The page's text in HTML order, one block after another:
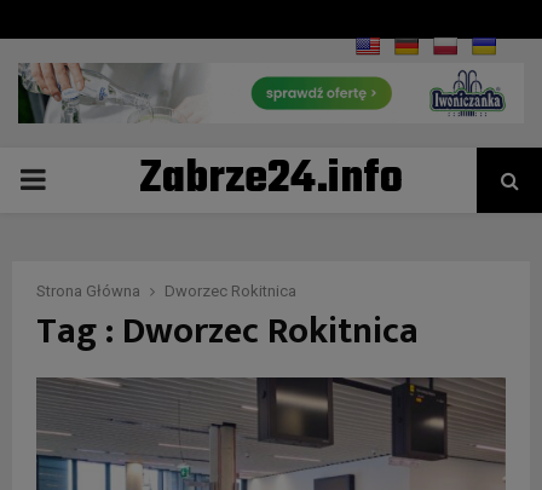
PRIMARYZabrze24.info
Strona Główna Dworzec Rokitnica
Tag : Dworzec Rokitnica